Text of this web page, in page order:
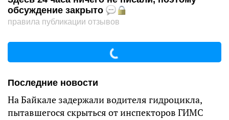
обсуждение закрыто
правила публикации отзывов
Последние новости
На Байкале задержали водителя гидроцикла,
пытавшегося скрыться от инспекторов ГИМС